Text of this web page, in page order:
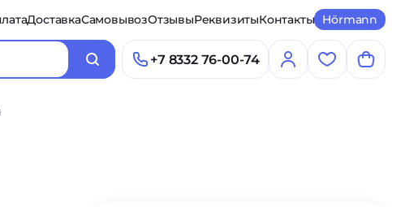
ДоставкаСамовывозОтзывыРеквизитыКонтакты Hörmann
+7 8332 76-00-74